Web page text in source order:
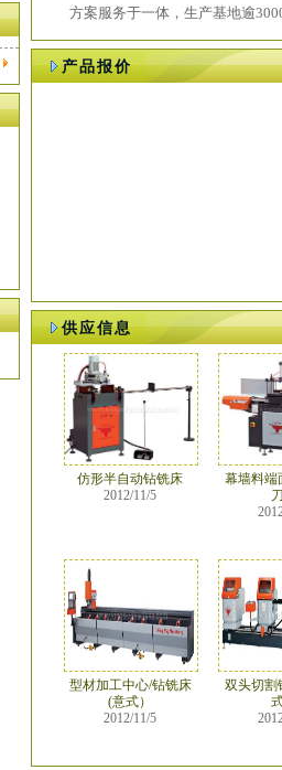
方案服务于一体，生产基地逾
产品报价
供应信息
仿形半自动钻铣床
2012/11/5
幕墙料端
型材加工中心/钻铣床
(意式）
2012/11/5
双头切割